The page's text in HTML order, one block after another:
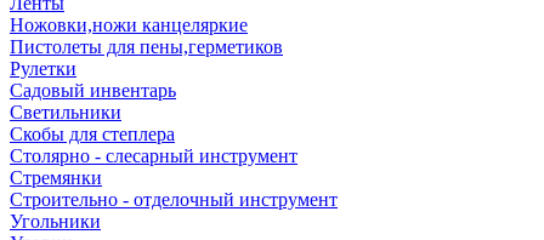
Ножовки,ножи канцеляркие
Пистолеты для пены,герметиков
Рулетки
Садовый инвентарь
Светильники
Скобы для степлера
Столярно - слесарный инструмент
Стремянки
Строительно - отделочный инструмент
Угольники